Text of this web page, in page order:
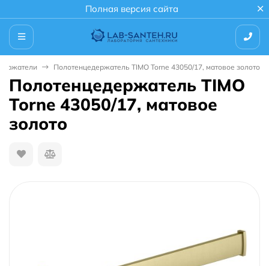
Полная версия сайта
Полотенцедержатель TIMO Torne 43050/17, матовое золото
Полотенцедержатель TIMO
Torne 43050/17, матовое
золото